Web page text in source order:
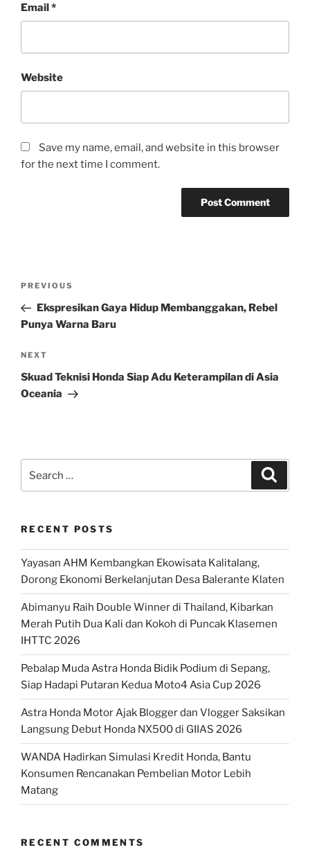
Email*
Website
Save my name, email, and website in this browser
for the next time I comment.
Previous
Post
PREVIOUS
Ekspresikan Gaya Hidup Membanggakan, Rebel
Punya Warna Baru
Next
Post
NEXT
Skuad Teknisi Honda Siap Adu Keterampilan di Asia
Oceania
RECENT POSTS
Yayasan AHM Kembangkan Ekowisata Kalitalang,
Dorong Ekonomi Berkelanjutan Desa Balerante Klaten
Abimanyu Raih Double Winner di Thailand, Kibarkan
Merah Putih Dua Kali dan Kokoh di Puncak Klasemen
IHTTC 2026
Pebalap Muda Astra Honda Bidik Podium di Sepang,
Siap Hadapi Putaran Kedua Moto4 Asia Cup 2026
Astra Honda Motor Ajak Blogger dan Vlogger Saksikan
Langsung Debut Honda NX500 di GIIAS 2026
WANDA Hadirkan Simulasi Kredit Honda, Bantu
Konsumen Rencanakan Pembelian Motor Lebih
Matang
RECENT COMMENTS